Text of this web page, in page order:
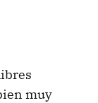
muy